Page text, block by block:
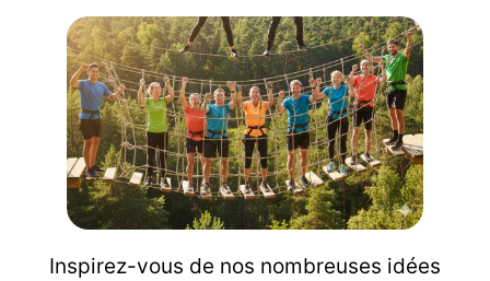
Inspirez-vous de nos nombreuses idées